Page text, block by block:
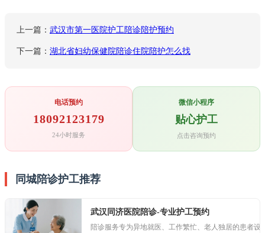
上一篇： 武汉市第一医院护工陪诊陪护预约
下一篇： 湖北省妇幼保健院陪诊住院陪护怎么找
电话预约
18092123179
24小时服务
微信小程序
贴心护工
点击咨询预约
同城陪诊护工推荐
武汉同济医院陪诊-专业护工预约
陪诊服务专为异地就医、工作繁忙、老人独居的患者设